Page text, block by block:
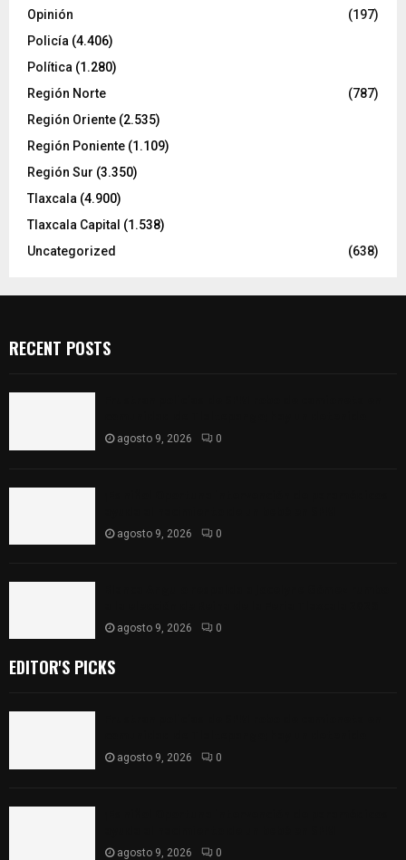
Opinión
(197)
Policía (4.406)
Política (1.280)
Región Norte
(787)
Región Oriente (2.535)
Región Poniente (1.109)
Región Sur (3.350)
Tlaxcala (4.900)
Tlaxcala Capital (1.538)
Uncategorized
(638)
RECENT POSTS
agosto 9, 2026 0
agosto 9, 2026 0
agosto 9, 2026 0
EDITOR'S PICKS
agosto 9, 2026 0
agosto 9, 2026 0